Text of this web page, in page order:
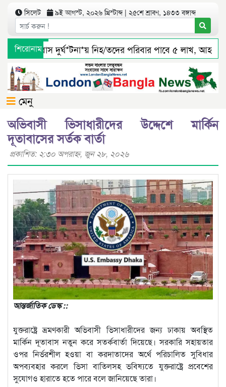
সিলেট ৯ই আগস্ট, ২০২৬ খ্রিস্টাব্দ | ২৫শে শ্রাবণ, ১৪৩৩ বঙ্গাব্দ
শিরোনাম
সিলেটে বাস দুর্ঘ*টনা*য় নিহ/তদের পরিবার পাবে ৫ লাখ, আহ/
জৈন্তাপুর সারী ৩ বালু মহালে অবৈধ ভাবে বালু উত্তোলনের সত্যতা
মেনু
অভিবাসী ভিসাধারীদের উদ্দেশে মার্কিন
দূতাবাসের সর্তক বার্তা
প্রকাশিত: ২:৩০ অপরাহ্ণ, জুন ২৮, ২০২৬
আন্তর্জাতিক ডেস্ক ::
যুক্তরাষ্ট্রে ভ্রমণকারী অভিবাসী ভিসাধারীদের জন্য ঢাকায় অবস্থিত
মার্কিন দূতাবাস নতুন করে সতর্কবার্তা দিয়েছে। সরকারি সহায়তার
ওপর নির্ভরশীল হওয়া বা করদাতাদের অর্থে পরিচালিত সুবিধার
অপব্যবহার করলে ভিসা বাতিলসহ ভবিষ্যতে যুক্তরাষ্ট্রে প্রবেশের
সুযোগও হারাতে হতে পারে বলে জানিয়েছে তারা।